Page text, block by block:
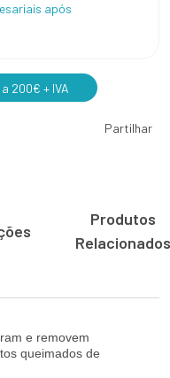
após
200€ + IVA
Partilhar
Produtos
Relacionados
e removem
queimados de